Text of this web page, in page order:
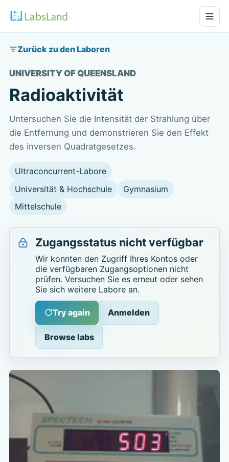
Zurück zu den Laboren
UNIVERSITY OF QUEENSLAND
Radioaktivität
Untersuchen Sie die Intensität der Strahlung über
die Entfernung und demonstrieren Sie den Effekt
des inversen Quadratgesetzes.
Ultraconcurrent-Labore
Universität & Hochschule
Gymnasium
Mittelschule
Zugangsstatus nicht verfügbar
Wir konnten den Zugriff Ihres Kontos oder
die verfügbaren Zugangsoptionen nicht
prüfen. Versuchen Sie es erneut oder sehen
Sie sich weitere Labore an.
Try again Anmelden
Browse labs